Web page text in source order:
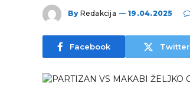
By Redakcija 19.04.2025
Facebook Twitter